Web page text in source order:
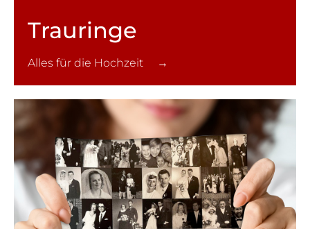
Trauringe
Alles für die Hochzeit →